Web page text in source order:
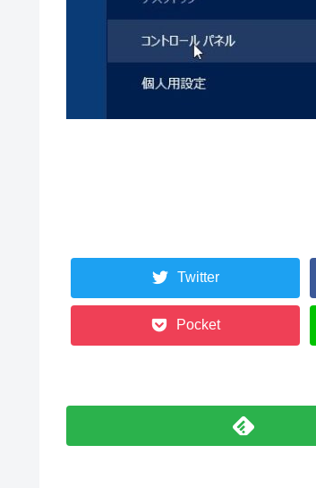
Twitter
Pocket